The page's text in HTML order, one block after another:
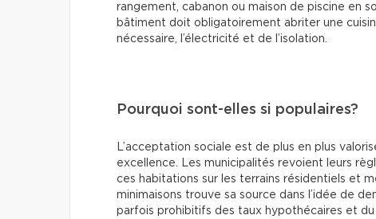
rangement, cabanon ou maison de piscine en
bâtiment doit obligatoirement abriter une
nécessaire, l’électricité et de l’isolation.
Pourquoi sont-elles si populaires?
L’acceptation sociale est de plus en plus
excellence. Les municipalités revoient leurs
ces habitations sur les terrains résidentiels et
minimaisons trouve sa source dans l’idée de
parfois prohibitifs des taux hypothécaires et